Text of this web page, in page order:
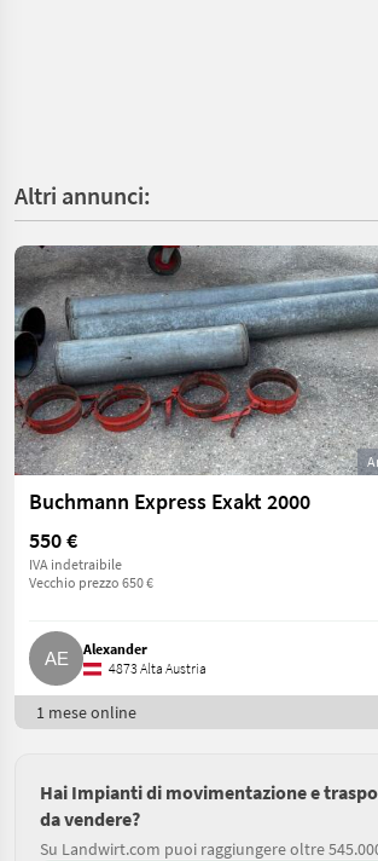
Altri annunci:
Buchmann Express Exakt 2000
550 €
IVA indetraibile
Vecchio prezzo 650 €
Alexander
4873 Alta Austria
1 mese online
Hai Impianti di movimentazione e
da vendere?
Su Landwirt.com puoi raggiungere oltre